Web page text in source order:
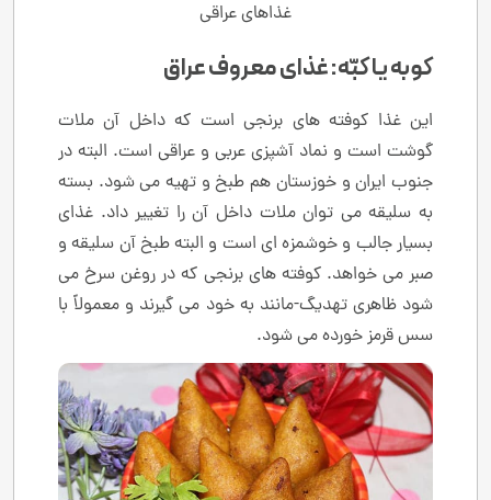
غذاهای عراقی
کوبه یا کبّه: غذای معروف عراق
این غذا کوفته های برنجی است که داخل آن ملات
گوشت است و نماد آشپزی عربی و عراقی است. البته در
جنوب ایران و خوزستان هم طبخ و تهیه می شود. بسته
به سلیقه می توان ملات داخل آن را تغییر داد. غذای
بسیار جالب و خوشمزه ای است و البته طبخ آن سلیقه و
صبر می خواهد. کوفته های برنجی که در روغن سرخ می
شود ظاهری تهدیگ-مانند به خود می گیرند و معمولاً با
سس قرمز خورده می شود.